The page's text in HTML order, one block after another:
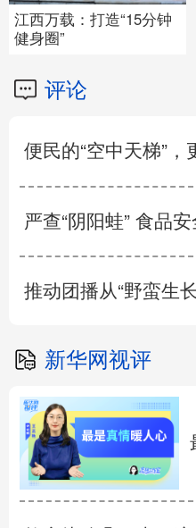
奥地利气温创新高
评论
便民的“空中天梯”，
严查“阴阳蛙” 食品
推动团播从“野蛮生
新华网视评